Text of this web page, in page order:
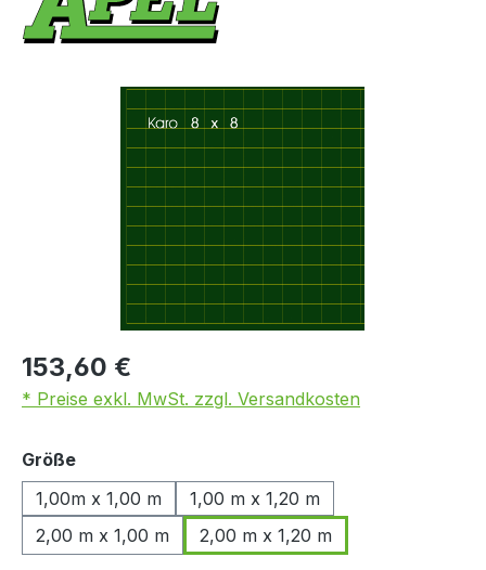
153,60 €
* Preise exkl. MwSt. zzgl. Versandkosten
Größeauswählen
1,00m x 1,00 m
1,00 m x 1,20 m
2,00 m x 1,00 m
2,00 m x 1,20 m